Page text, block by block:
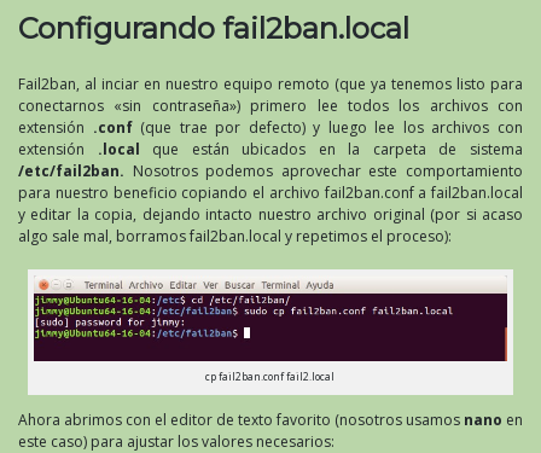
Configurando fail2ban.local
Fail2ban, al inciar en nuestro equipo remoto (que ya tenemos listo para
conectarnos «sin contraseña») primero lee todos los archivos con
extensión .conf(que trae por defecto) y luego lee los archivos con
extensión .local que están ubicados en la carpeta de sistema
/etc/fail2ban. Nosotros podemos aprovechar este comportamiento
para nuestro beneficio copiando el archivo fail2ban.conf a fail2ban.local
y editar la copia, dejando intacto nuestro archivo original (por si acaso
algo sale mal, borramos fail2ban.local y repetimos el proceso):
cp fail2ban.conf fail2.local
Ahora abrimos con el editor de texto favorito (nosotros usamos nano en
este caso) para ajustar los valores necesarios: